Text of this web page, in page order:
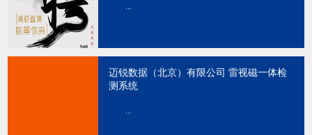
...
迈锐数据（北京）有限公司 雷视磁一体检
测系统
...